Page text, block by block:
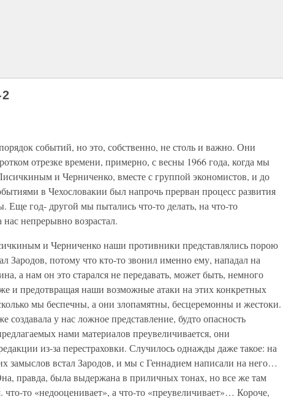
событий, но это, собственно, не столь и важно. Они
отрезке времени, примерно, с весны 1966 года, когда мы
и Черниченко, вместе с группой экономистов, и до
в Чехословакии был напрочь прерван процесс развития
Еще год- другой мы пытались что-то делать, на что-то
непрерывно возрастал.
и Черниченко наши противники представлялись порою
Зародов, потому что кто-то звонил именно ему, нападал на
а нам он это старался не передавать, может быть, немного
и предотвращая наши возможные атаки на этих конкретных
мы беспечны, а они злопамятны, бесцеремонны и жестоки.
создавала у нас ложное представление, будто опасность
нами материалов преувеличивается, они
из-за перестраховки. Случилось однажды даже такое: на
замыслов встал Зародов, и мы с Геннадием написали на него…
правда, была выдержана в приличных тонах, но все же там
что-то «недооценивает», а что-то «преувеличивает»… Короче,